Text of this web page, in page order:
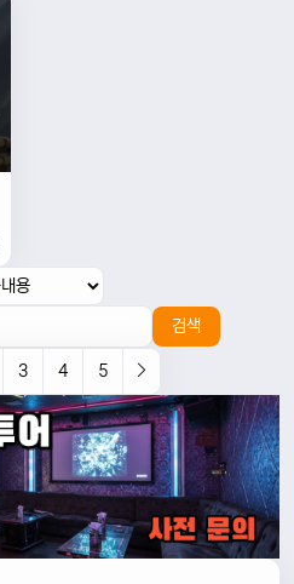
검색
3 4 5